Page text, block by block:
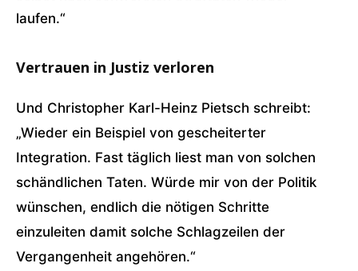
laufen.“
Vertrauen in Justiz verloren
Und Christopher Karl-Heinz Pietsch schreibt:
„Wieder ein Beispiel von gescheiterter
Integration. Fast täglich liest man von solchen
schändlichen Taten. Würde mir von der Politik
wünschen, endlich die nötigen Schritte
einzuleiten damit solche Schlagzeilen der
Vergangenheit angehören.“